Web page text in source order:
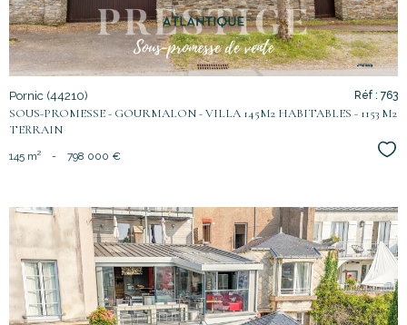
Pornic (44210)
SOUS-PROMESSE - GOURMALON - VILLA 145M2 HABITABLES - 1153 M2
TERRAIN
Réf : 763
145 m² - 798 000 €